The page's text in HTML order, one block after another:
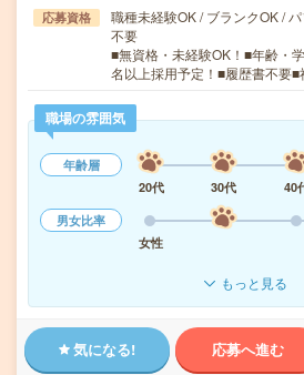
応募資格
職種未経験OK / ブランクOK /
不要
■無資格・未経験OK！■年齢・
名以上採用予定！■履歴書不要
職場の雰囲気
年齢層
20代
30代 40
男女比率
女性
もっと見る
気になる! 応募へ進む